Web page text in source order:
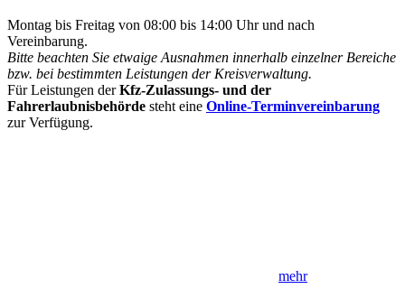
Montag bis Freitag von 08:00 bis 14:00 Uhr und nach
Vereinbarung.
Bitte beachten Sie etwaige Ausnahmen innerhalb einzelner Bereiche
bzw. bei bestimmten Leistungen der Kreisverwaltung.
Für Leistungen derKfz-Zulassungs- und der
Fahrerlaubnisbehörde steht eine Online-Terminvereinbarung
zur Verfügung.
mehr